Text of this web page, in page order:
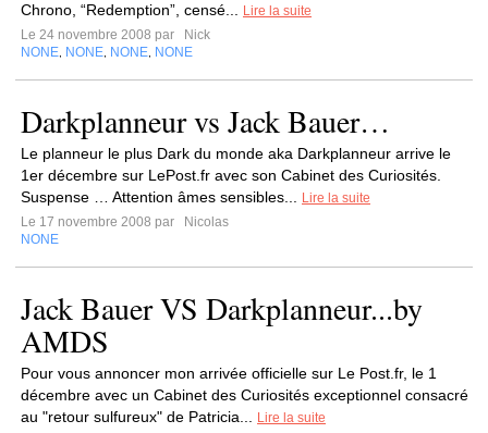
Chrono, “Redemption”, censé...
Lire la suite
Le 24 novembre 2008 par
Nick
NONE NONE NONE NONE
Darkplanneur vs Jack Bauer…
Le planneur le plus Dark du monde aka Darkplanneur arrive le
1er décembre sur LePost.fr avec son Cabinet des Curiosités.
Suspense … Attention âmes sensibles...
Lire la suite
Le 17 novembre 2008 par
Nicolas
NONE
Jack Bauer VS Darkplanneur...by
AMDS
Pour vous annoncer mon arrivée officielle sur Le Post.fr, le 1
décembre avec un Cabinet des Curiosités exceptionnel consacré
au "retour sulfureux" de Patricia...
Lire la suite